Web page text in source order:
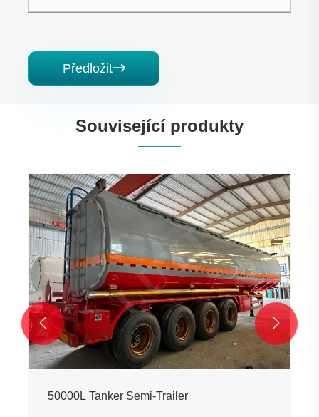
Předložit
Související produkty
50000L Tanker Semi-Trailer
 